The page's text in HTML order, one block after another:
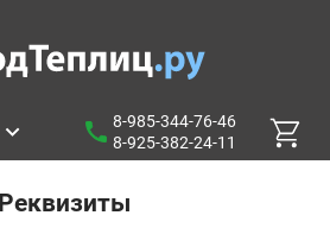
8-985-344-76-46
8-925-382-24-11
Реквизиты